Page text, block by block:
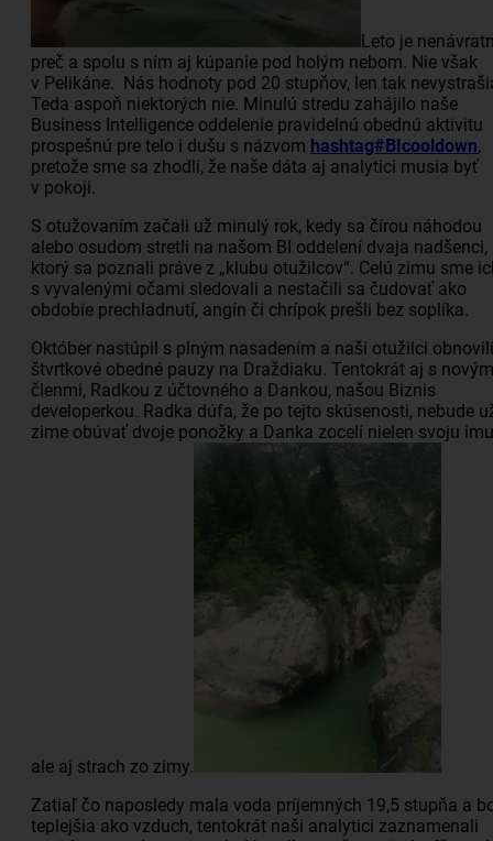
Leto je
preč a spolu s ním aj kúpanie pod holým nebom. Nie však
v Pelikáne. Nás hodnoty pod 20 stupňov, len tak
Teda aspoň niektorých nie. Minulú stredu zahájilo naše
Business Intelligence oddelenie pravidelnú obednú aktivitu
prospešnú pre telo i dušu s názvom hashtag#BIcooldown,
pretože sme sa zhodli, že naše dáta aj analytici musia byť
v pokoji.
S otužovaním začali už minulý rok, kedy sa čírou náhodou
alebo osudom stretli na našom BI oddelení dvaja nadšenci,
ktorý sa poznali práve z „klubu otužilcov“. Celú zimu sme
s vyvalenými očami sledovali a nestačili sa čudovať ako
obdobie prechladnutí, angín či chrípok prešli bez soplíka.
Október nastúpil s plným nasadením a naši otužilci obnovili
štvrtkové obedné pauzy na Draždiaku. Tentokrát aj s
členmi, Radkou z účtovného a Dankou, našou Biznis
developerkou. Radka dúfa, že po tejto skúsenosti, nebude
zime obúvať dvoje ponožky a Danka zocelí nielen svoju
ale aj strach zo zimy.
Zatiaľ čo naposledy mala voda príjemných 19,5 stupňa a
teplejšia ako vzduch, tentokrát naši analytici zaznamenali